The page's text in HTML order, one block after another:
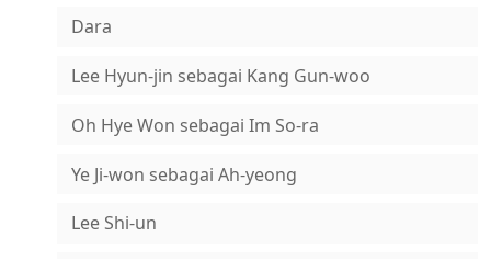
Dara
Lee Hyun-jin sebagai Kang Gun-woo
Oh Hye Won sebagai Im So-ra
Ye Ji-won sebagai Ah-yeong
Lee Shi-un